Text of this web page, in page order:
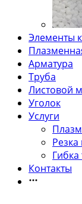
Элементы
Арматура
Труба
Листовой
Уголок
Услуги
Резка
Контакты